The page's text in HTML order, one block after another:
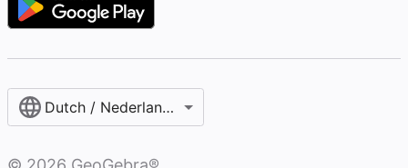
Dutch / Nederlands‎ (België)‎